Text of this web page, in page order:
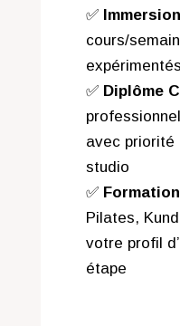
✅
cours/
✅ Diplôme
avec priorité
studio
✅
Pilates,
votre profil
étape